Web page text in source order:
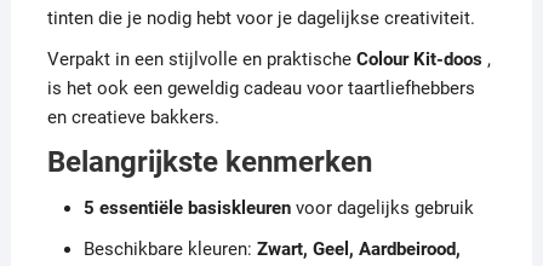
tinten die je nodig hebt voor je dagelijkse creativiteit.
Verpakt in een stijlvolle en praktische Colour Kit-doos,
is het ook een geweldig cadeau voor taartliefhebbers
en creatieve bakkers.
Belangrijkste kenmerken
5 essentiële basiskleurenvoor dagelijks gebruik
Beschikbare kleuren: Zwart, Geel, Aardbeirood,